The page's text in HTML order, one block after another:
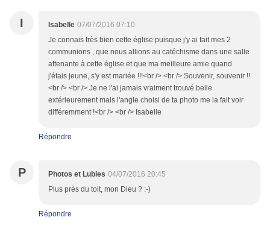
I Isabelle 07/07/2016 07:10
Je connais très bien cette église puisque j'y ai fait mes 2
communions , que nous allions au catéchisme dans une salle
attenante à cette église et que ma meilleure amie quand
j'étais jeune, s'y est mariée !!!<br /> <br /> Souvenir, souvenir !!
<br /> <br /> Je ne l'ai jamais vraiment trouvé belle
extérieurement mais l'angle choisi de ta photo me la fait voir
différemment !<br /> <br /> Isabelle
Répondre
P Photos et Lubies 04/07/2016 20:45
Plus près du toit, mon Dieu ? :-)
Répondre